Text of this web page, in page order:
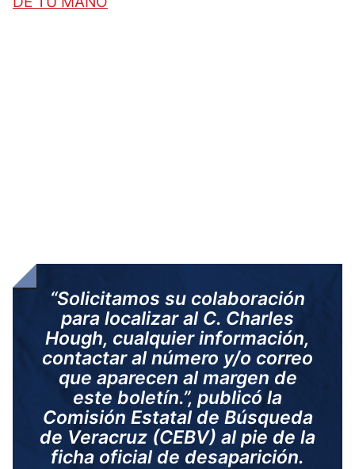
“Solicitamos su colaboración
para localizar al C. Charles
Hough, cualquier información,
contactar al número y/o correo
que aparecen al margen de
este boletín.”, publicó la
Comisión Estatal de Búsqueda
de Veracruz (CEBV) al pie de la
ficha oficial de desaparición.